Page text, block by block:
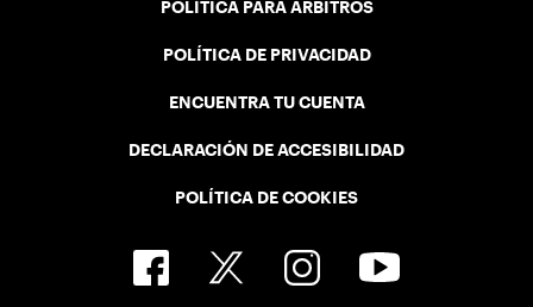
POLÍTICA PARA ÁRBITROS
POLÍTICA DE PRIVACIDAD
ENCUENTRA TU CUENTA
DECLARACIÓN DE ACCESIBILIDAD
POLÍTICA DE COOKIES